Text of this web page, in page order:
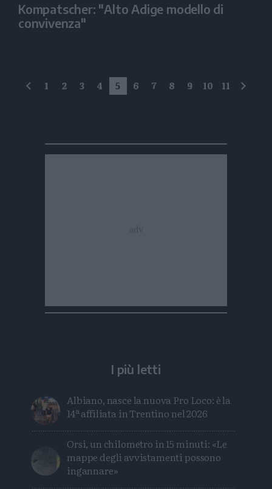
Kompatscher: "Alto Adige modello di
convivenza"
precedente
1 2 3 4 5 6 7 8 9 10 11
I più letti
Albiano, nasce la nuova Pro Loco: è la
14ª affiliata in Trentino nel 2026
Orsi, un chilometro in 15 minuti: «Le
mappe degli avvistamenti possono
ingannare»